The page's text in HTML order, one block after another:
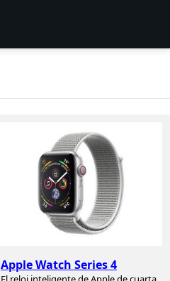
Apple Watch Series 4